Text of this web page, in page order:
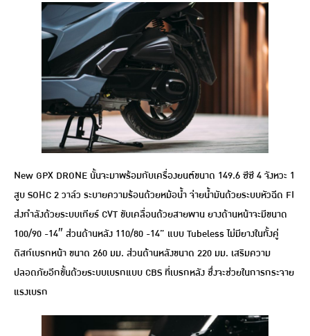
New GPX DRONE นั้นจะมาพร้อมกับเครื่องยนต์ขนาด 149.6 ซีซี 4 จังหวะ 1
สูบ SOHC 2 วาล์ว ระบายความร้อนด้วยหม้อน้ำ จ่ายน้ำมันด้วยระบบหัวฉีด FI
ส่งกำลังด้วยระบบเกียร์ CVT ขับเคลื่อนด้วยสายพาน ยางด้านหน้าจะมีขนาด
100/90 -14″ ส่วนด้านหลัง 110/80 -14” แบบ Tubeless ไม่มียางในทั้งคู่
ดิสก์เบรกหน้า ขนาด 260 มม. ส่วนด้านหลังขนาด 220 มม. เสริมความ
ปลอดภัยอีกขั้นด้วยระบบเบรกแบบ CBS ที่เบรกหลัง ชึ่งจะช่วยในการกระจาย
แรงเบรก